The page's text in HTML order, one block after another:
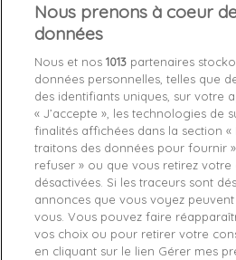
Je craque !
Livraison gratuite *
Retours sous 100 jours
Produit certifié authentique
Nous prenons à coeur
données
Nous et nos1013 partenaires
données personnelles, telles que
des identifiants uniques, sur votre
« J’accepte », les technologies de
finalités affichées dans la section
traitons des données pour fournir
refuser » ou que vous retirez votre
désactivées. Si les traceurs sont
annonces que vous voyez
vous. Vous pouvez faire
vos choix ou pour retirer votre
en cliquant sur le lien Gérer mes